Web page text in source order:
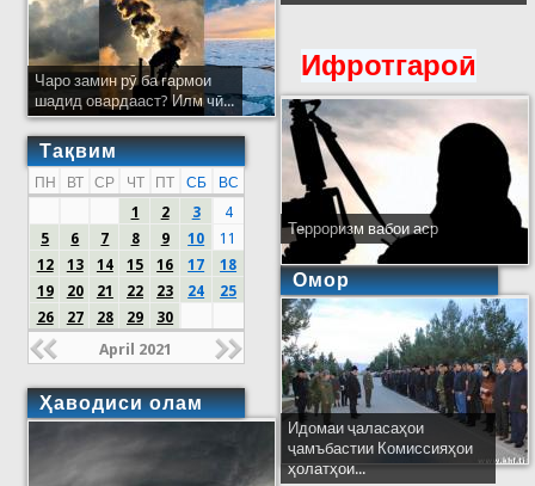
Чаро замин рӯ ба гармои
шадид овардааст? Илм чӣ...
Тақвим
ПН ВТ СР ЧТ ПТ СБ
ВС
1
2 3
4
5
6 7 8 9 10
11
12
13 14 15 16 17
18
19
20 21 22 23 24
25
26
27 28 29 30
April 2021
Ҳаводиси олам
Ифротгароӣ
Терроризм вабои аср
Омор
Идомаи ҷаласаҳои
ҷамъбастии Комиссияҳои
ҳолатҳои...